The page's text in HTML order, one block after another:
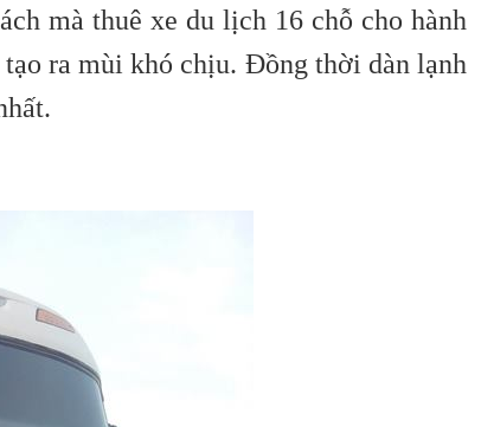
mà thuê xe du lịch 16 chỗ cho hành
ra mùi khó chịu. Đồng thời dàn lạnh